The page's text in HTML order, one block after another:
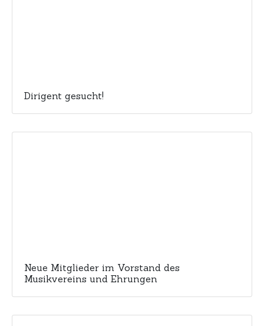
Dirigent gesucht!
Neue Mitglieder im Vorstand des
Musikvereins und Ehrungen